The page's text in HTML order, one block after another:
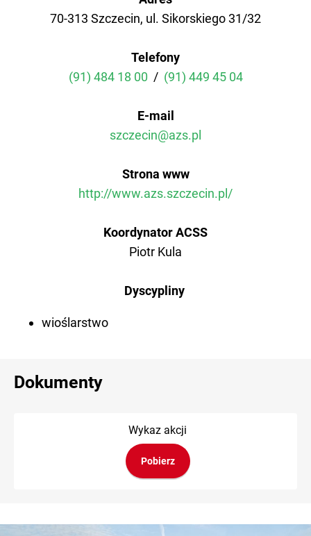
AZS AWF Poznań
AZS AWF Wrocław
70-313 Szczecin, ul. Sikorskiego 31/32
Telefony
(91) 484 18 00 / (91) 449 45 04
E-mail
szczecin@azs.pl
Strona www
http://www.azs.szczecin.pl/
Koordynator ACSS
Piotr Kula
Dyscypliny
wioślarstwo
Dokumenty
Wykaz akcji
Pobierz